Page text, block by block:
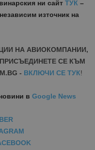
ни сайт ТУК –
източник на
НА АВИОКОМПАНИИ,
СЕ КЪМ
- ВКЛЮЧИ СЕ ТУК!
в Google News